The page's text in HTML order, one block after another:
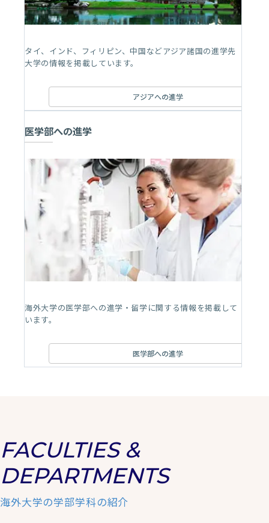
タイ、インド、フィリピン、中国などアジア諸国の進学先
大学の情報を掲載しています。
アジアへの進学
医学部への進学
海外大学の医学部への進学・留学に関する情報を掲載して
います。
医学部への進学
FACULTIES &
DEPARTMENTS
海外大学の学部学科の紹介